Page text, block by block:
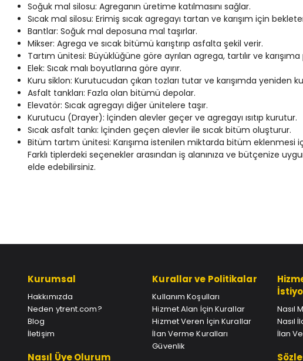
Soğuk mal silosu: Agreganın üretime katılmasını sağlar.
Sıcak mal silosu: Erimiş sıcak agregayı tartan ve karışım için
Bantlar: Soğuk mal deposuna mal taşırlar.
Mikser: Agrega ve sıcak bitümü karıştırıp asfalta şekil verir.
Tartım ünitesi: Büyüklüğüne göre ayrılan agrega, tartılır ve karışıma
Elek: Sıcak malı boyutlarına göre ayırır.
Kuru siklon: Kurutucudan çıkan tozları tutar ve karışımda yeniden
Asfalt tankları: Fazla olan bitümü depolar.
Elevatör: Sıcak agregayı diğer ünitelere taşır.
Kurutucu (Drayer): İçinden alevler geçer ve agregayı ısıtıp kurutur.
Sıcak asfalt tankı: İçinden geçen alevler ile sıcak bitüm oluşturur.
Bitüm tartım ünitesi: Karışıma istenilen miktarda bitüm
Farklı tiplerdeki seçenekler arasından iş alanınıza ve bütçenize
elde edebilirsiniz.
Kurumsal
Hakkımızda
Neden ytrent.com?
Blog
İletişim
Nasıl Üye Olurum
Kurallar ve Politikalar
Kullanım Koşulları
Hizmet Alan İçin Kurallar
Hizmet Veren İçin Kurallar
İlan Verme Kuralları
Güvenlik
Nasıl
Nasıl
İlan